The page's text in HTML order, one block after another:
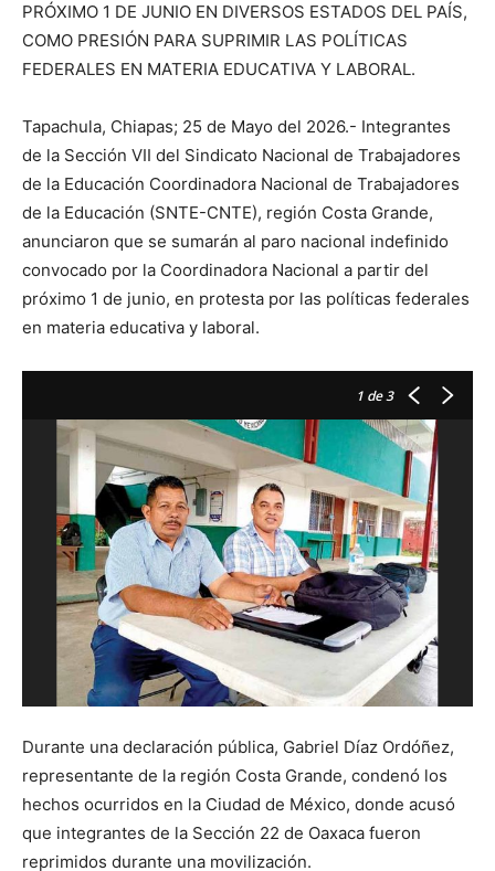
PRÓXIMO 1 DE JUNIO EN DIVERSOS ESTADOS DEL PAÍS,
COMO PRESIÓN PARA SUPRIMIR LAS POLÍTICAS
FEDERALES EN MATERIA EDUCATIVA Y LABORAL.
Tapachula, Chiapas; 25 de Mayo del 2026.- Integrantes
de la Sección VII del Sindicato Nacional de Trabajadores
de la Educación Coordinadora Nacional de Trabajadores
de la Educación (SNTE-CNTE), región Costa Grande,
anunciaron que se sumarán al paro nacional indefinido
convocado por la Coordinadora Nacional a partir del
próximo 1 de junio, en protesta por las políticas federales
en materia educativa y laboral.
1 de 3
Durante una declaración pública, Gabriel Díaz Ordóñez,
representante de la región Costa Grande, condenó los
hechos ocurridos en la Ciudad de México, donde acusó
que integrantes de la Sección 22 de Oaxaca fueron
reprimidos durante una movilización.